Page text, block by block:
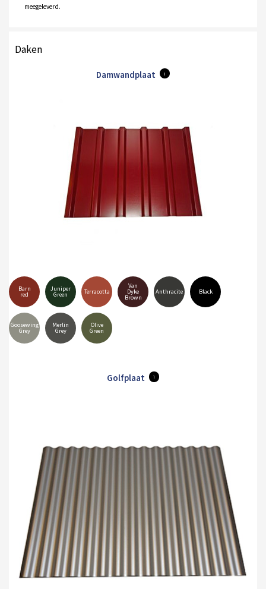
meegeleverd.
Daken
Damwandplaat i
Barn
red
Juniper
Green Terracotta
Van
Dyke
Brown
Anthracite Black
Goosewing
Grey
Merlin
Grey
Olive
Green
Golfplaat i